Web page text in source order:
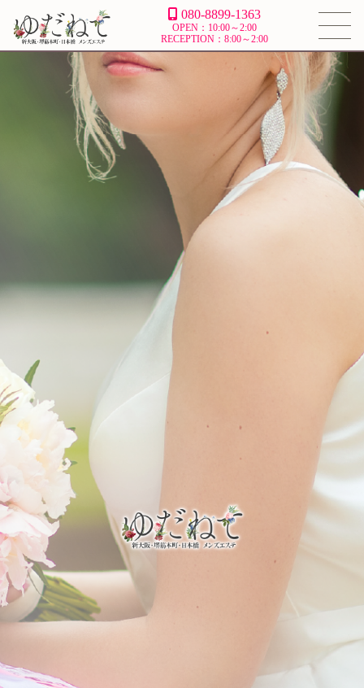
080-8899-1363
OPEN：10:00～2:00
RECEPTION：8:00～2:00